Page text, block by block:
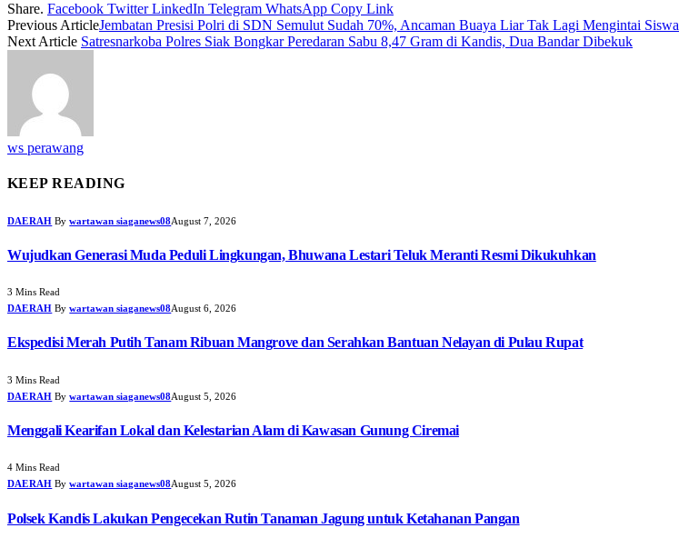
Share. Facebook Twitter LinkedIn Telegram WhatsApp Copy Link
Previous ArticleJembatan Presisi Polri di SDN Semulut Sudah 70%, Ancaman Buaya Liar Tak Lagi Mengintai Siswa
Next Article Satresnarkoba Polres Siak Bongkar Peredaran Sabu 8,47 Gram di Kandis, Dua Bandar Dibekuk
ws perawang
KEEP READING
DAERAH By wartawan siaganews08August 7, 2026
Wujudkan Generasi Muda Peduli Lingkungan, Bhuwana Lestari Teluk Meranti Resmi Dikukuhkan
3 Mins Read
DAERAH By wartawan siaganews08August 6, 2026
Ekspedisi Merah Putih Tanam Ribuan Mangrove dan Serahkan Bantuan Nelayan di Pulau Rupat
3 Mins Read
DAERAH By wartawan siaganews08August 5, 2026
Menggali Kearifan Lokal dan Kelestarian Alam di Kawasan Gunung Ciremai
4 Mins Read
DAERAH By wartawan siaganews08August 5, 2026
Polsek Kandis Lakukan Pengecekan Rutin Tanaman Jagung untuk Ketahanan Pangan